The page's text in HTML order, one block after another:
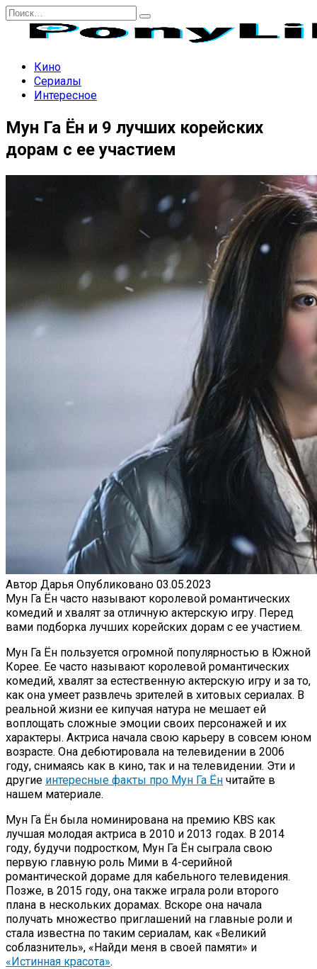
Перейти
содержанию
Search
Кино
Сериалы
Интересное
Мун Га Ён и 9 лучших корейских
дорам с ее участием
Автор Дарья Опубликовано 03.05.2023
Мун Га Ён часто называют королевой романтических
комедий и хвалят за отличную актерскую игру. Перед
вами подборка лучших корейских дорам с ее участием.
Мун Га Ён пользуется огромной популярностью в Южной
Корее. Ее часто называют королевой романтических
комедий, хвалят за естественную актерскую игру и за то,
как она умеет развлечь зрителей в хитовых сериалах. В
реальной жизни ее кипучая натура не мешает ей
воплощать сложные эмоции своих персонажей и их
характеры. Актриса начала свою карьеру в совсем юном
возрасте. Она дебютировала на телевидении в 2006
году, снимаясь как в кино, так и на телевидении. Эти и
другие интересные факты про Мун Га Ён читайте в
нашем материале.
Мун Га Ён была номинирована на премию KBS как
лучшая молодая актриса в 2010 и 2013 годах. В 2014
году, будучи подростком, Мун Га Ён сыграла свою
первую главную роль Мими в 4-серийной
романтической дораме для кабельного телевидения.
Позже, в 2015 году, она также играла роли второго
плана в нескольких дорамах. Вскоре она начала
получать множество приглашений на главные роли и
стала известна по таким сериалам, как «Великий
соблазнитель», «Найди меня в своей памяти» и
«Истинная красота».